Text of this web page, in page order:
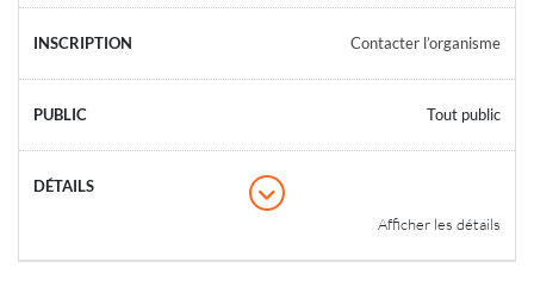
Contacter l’organisme
Tout public
Afficher les détails